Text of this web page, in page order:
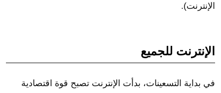
الإنترنت).
الإنترنت للجميع
في بداية التسعينات، بدأت الإنترنت تصبح قوة اقتصادية